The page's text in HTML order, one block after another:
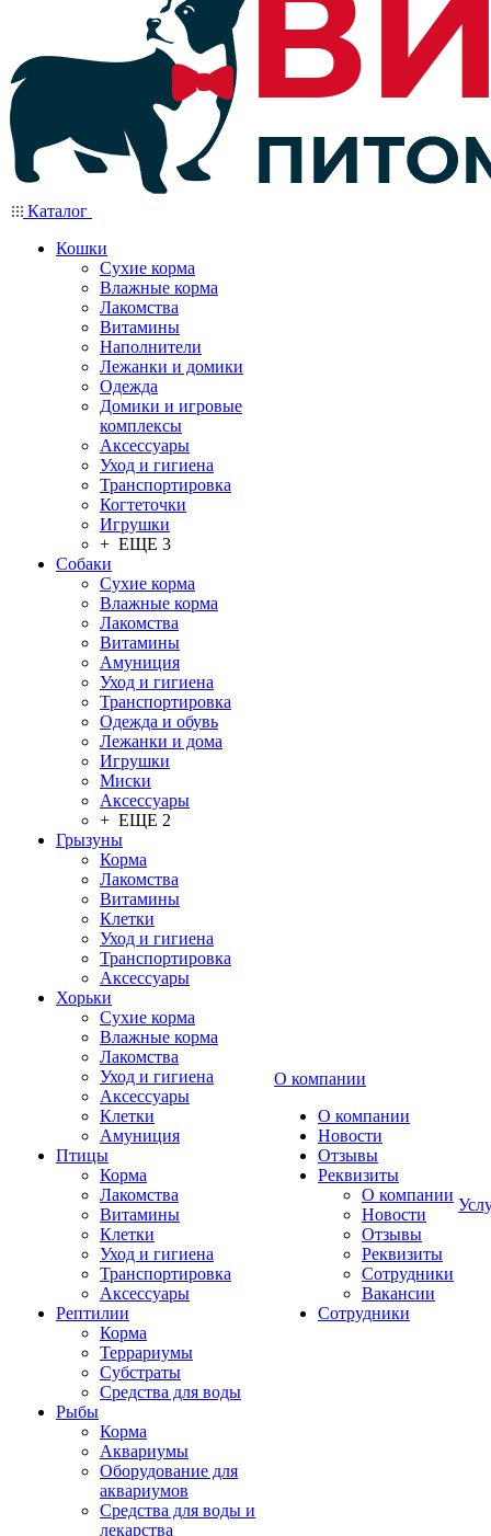
Каталог
Кошки
Сухие корма
Влажные корма
Лакомства
Витамины
Наполнители
Лежанки и домики
Одежда
Домики и игровые
комплексы
Аксессуары
Уход и гигиена
Транспортировка
Когтеточки
Игрушки
+ ЕЩЕ 3
Собаки
Сухие корма
Влажные корма
Лакомства
Витамины
Амуниция
Уход и гигиена
Транспортировка
Одежда и обувь
Лежанки и дома
Игрушки
Миски
Аксессуары
+ ЕЩЕ 2
Грызуны
Корма
Лакомства
Витамины
Клетки
Уход и гигиена
Транспортировка
Аксессуары
Хорьки
Сухие корма
Влажные корма
Лакомства
Уход и гигиена
Аксессуары
Клетки
Амуниция
Птицы
Корма
Лакомства
Витамины
Клетки
Уход и гигиена
Транспортировка
Аксессуары
Рептилии
Корма
Террариумы
Субстраты
Средства для воды
Рыбы
Корма
Аквариумы
Оборудование для
аквариумов
Средства для воды и
лекарства
О компании
О компании
Новости
Отзывы
Реквизиты
О компании
Новости
Отзывы
Реквизиты
Сотрудники
Вакансии
Сотрудники